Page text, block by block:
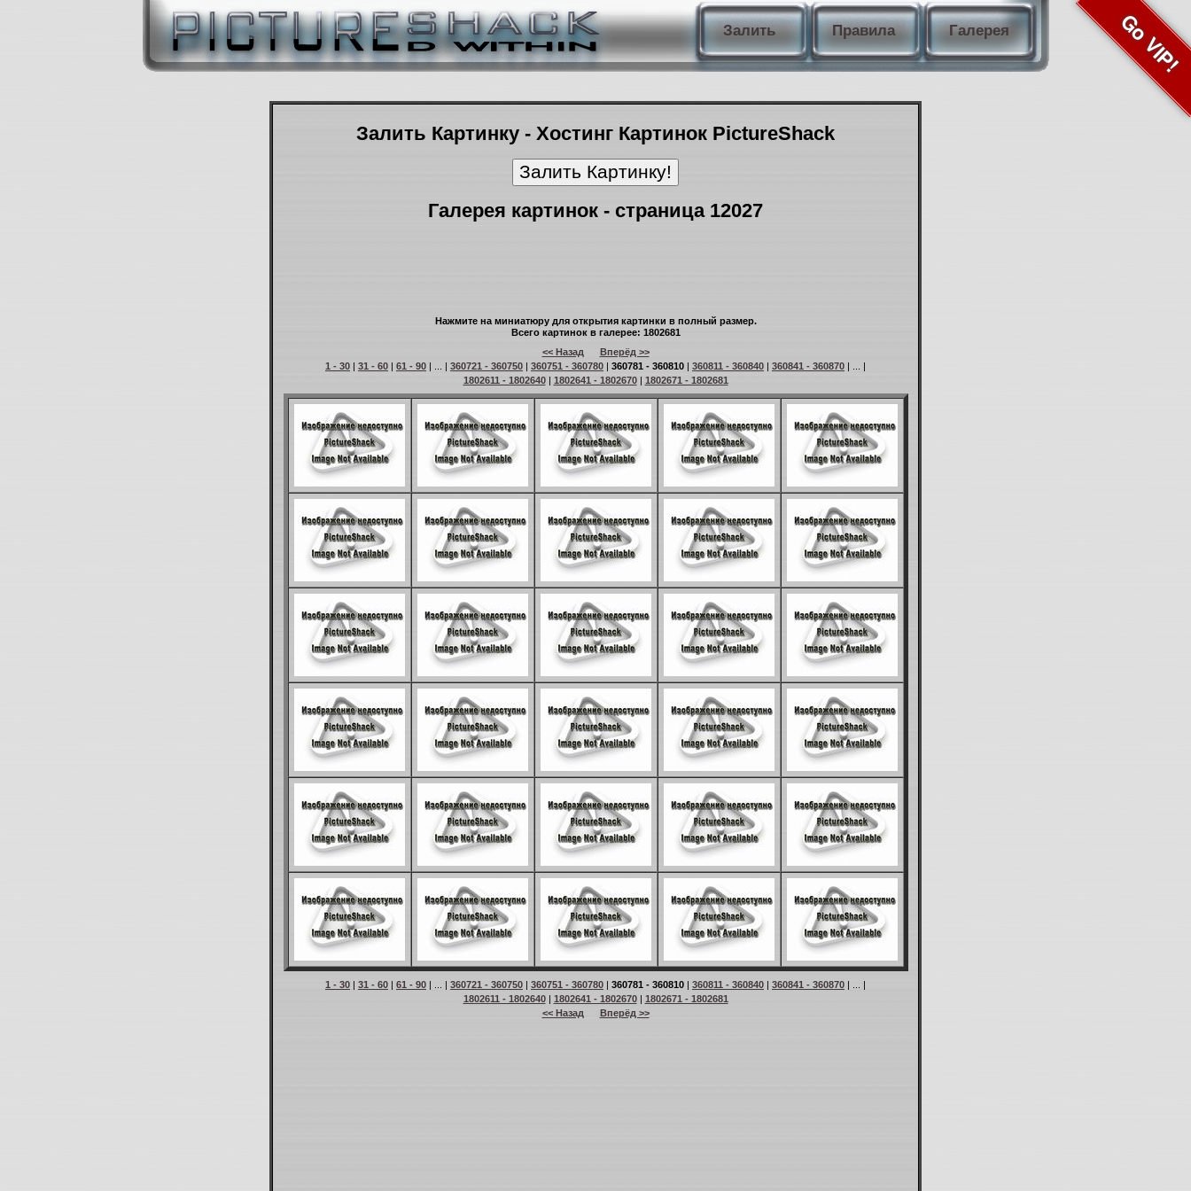
Залить Правила Галерея Go VIP!
Залить Картинку - Хостинг Картинок PictureShack
Галерея картинок - страница 12027
Нажмите на миниатюру для открытия картинки в полный размер.
Всего картинок в галерее: 1802681
<< Назад
Вперёд >>
1 - 30 | 31 - 60 | 61 - 90 | ... | 360721 - 360750 | 360751 - 360780 | 360781 - 360810 | 360811 - 360840 | 360841 - 360870 | ... |
1802611 - 1802640| 1802641 - 1802670| 1802671 - 1802681
1 - 30 | 31 - 60 | 61 - 90 | ... | 360721 - 360750 | 360751 - 360780 | 360781 - 360810 | 360811 - 360840 | 360841 - 360870 | ... |
1802611 - 1802640| 1802641 - 1802670| 1802671 - 1802681
<< Назад
Вперёд >>